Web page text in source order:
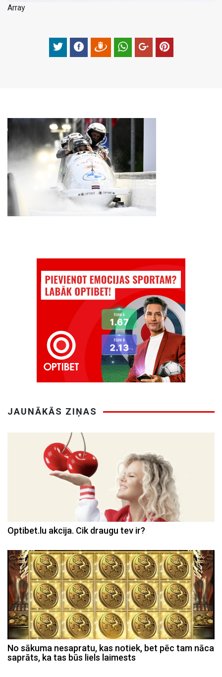
Array
JAUNĀKĀS ZIŅAS
Optibet.lu akcija. Cik draugu tev ir?
No sākuma nesapratu, kas notiek, bet pēc tam nāca
saprāts, ka tas būs liels laimests